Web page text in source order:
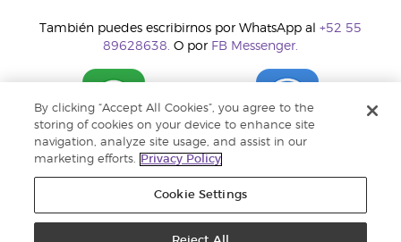
También puedes escribirnos por WhatsApp al +52 55
89628638. O por FB Messenger.
By clicking “Accept All Cookies”, you agree to the
storing of cookies on your device to enhance site
navigation, analyze site usage, and assist in our
marketing efforts.
Privacy Policy
Cookie Settings